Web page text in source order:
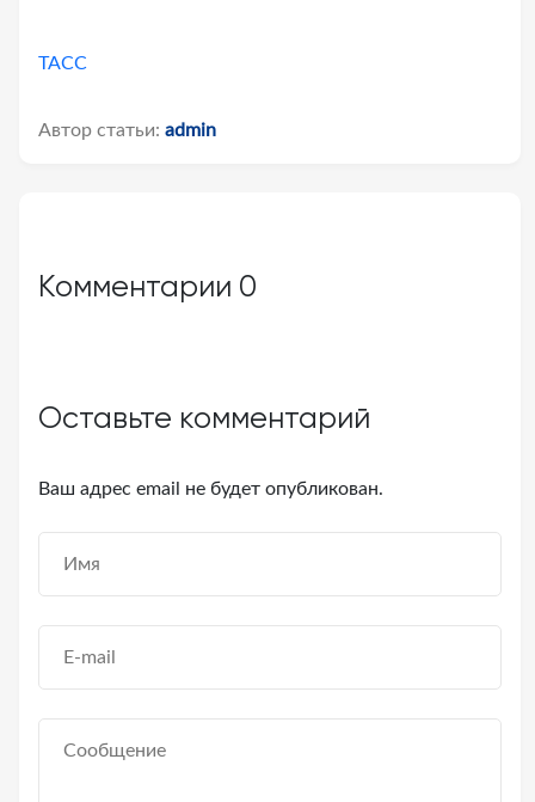
ТАСС
Автор статьи: admin
Комментарии 0
Оставьте комментарий
Ваш адрес email не будет опубликован.